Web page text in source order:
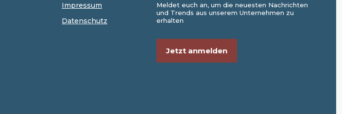
Impressum
Datenschutz
Meldet euch an, um die neuesten Nachrichten
und Trends aus unserem Unternehmen zu
erhalten
Jetzt anmelden